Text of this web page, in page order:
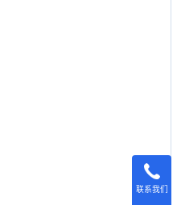
联系我们